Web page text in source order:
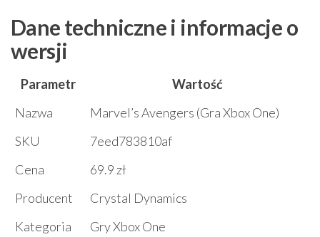
Dane techniczne i informacje o
wersji
Parametr
Wartość
Nazwa
Marvel’s Avengers (Gra Xbox One)
SKU
7eed783810af
Cena
69.9 zł
Producent
Crystal Dynamics
Kategoria
Gry Xbox One